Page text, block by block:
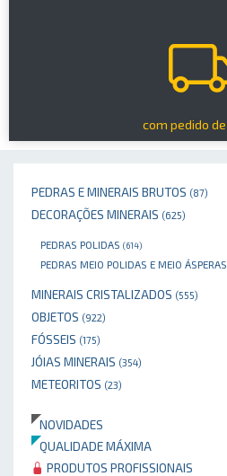
PEDRAS E MINERAIS BRUTOS (87)
DECORAÇÕES MINERAIS (625)
PEDRAS POLIDAS (614)
PEDRAS MEIO POLIDAS E MEIO ÁSPERAS
MINERAIS CRISTALIZADOS (555)
OBJETOS (922)
FÓSSEIS (175)
JÓIAS MINERAIS (354)
METEORITOS (23)
NOVIDADES
QUALIDADE MÁXIMA
PRODUTOS PROFISSIONAIS
com pedido de